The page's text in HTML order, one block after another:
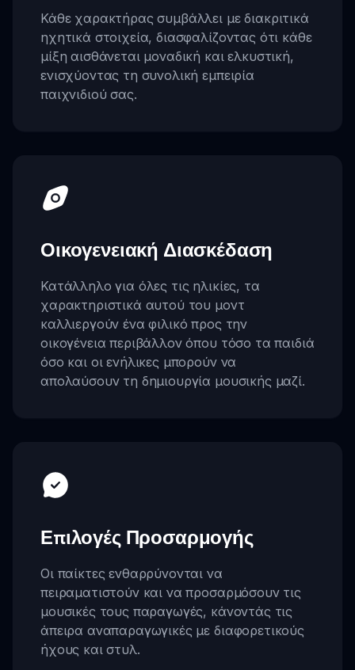
Κάθε χαρακτήρας συμβάλλει με διακριτικά
ηχητικά στοιχεία, διασφαλίζοντας ότι κάθε
μίξη αισθάνεται μοναδική και ελκυστική,
ενισχύοντας τη συνολική εμπειρία
παιχνιδιού σας.
Οικογενειακή Διασκέδαση
Κατάλληλο για όλες τις ηλικίες, τα
χαρακτηριστικά αυτού του μοντ
καλλιεργούν ένα φιλικό προς την
οικογένεια περιβάλλον όπου τόσο τα παιδιά
όσο και οι ενήλικες μπορούν να
απολαύσουν τη δημιουργία μουσικής μαζί.
Επιλογές Προσαρμογής
Οι παίκτες ενθαρρύνονται να
πειραματιστούν και να προσαρμόσουν τις
μουσικές τους παραγωγές, κάνοντάς τις
άπειρα αναπαραγωγικές με διαφορετικούς
ήχους και στυλ.